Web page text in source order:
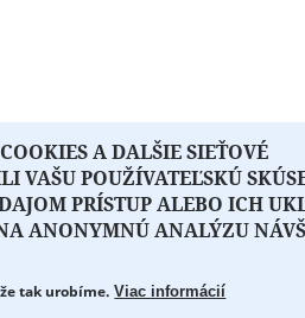
A DALŠIE SIEŤOVÉ
VAŠU POUŽÍVATEĽSKÚ
PRÍSTUP ALEBO ICH
ANONYMNÚ ANALÝZU
tak urobíme. Viac informácií